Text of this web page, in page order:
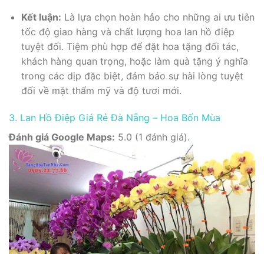
Kết luận: Là lựa chọn hoàn hảo cho những ai ưu tiên
tốc độ giao hàng và chất lượng hoa lan hồ điệp
tuyệt đối. Tiệm phù hợp để đặt hoa tặng đối tác,
khách hàng quan trọng, hoặc làm quà tặng ý nghĩa
trong các dịp đặc biệt, đảm bảo sự hài lòng tuyệt
đối về mặt thẩm mỹ và độ tươi mới.
3. Lan Hồ Điệp Giá Rẻ Đà Nẵng – Hoa Bốn Mùa
Đánh giá Google Maps: 5.0 (1 đánh giá).